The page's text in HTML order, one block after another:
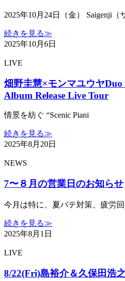
2025年10月24日（金） Saigenji（
続きを見る≫
2025年10月6日
LIVE
畑野圭慧×モンマユウヤDuo
Album Release Live Tour
情景を紡ぐ “Scenic Piani
続きを見る≫
2025年8月20日
NEWS
7〜８月の営業日のお知らせ
今月は特に、夏バテ対策、疲労
続きを見る≫
2025年8月1日
LIVE
8/22(Fri)島裕介＆久保田浩